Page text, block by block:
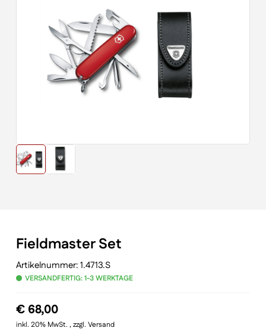
Fieldmaster Set
Artikelnummer:1.4713.S
VERSANDFERTIG: 1-3 WERKTAGE
€68,00
inkl. 20% MwSt. , zzgl. Versand